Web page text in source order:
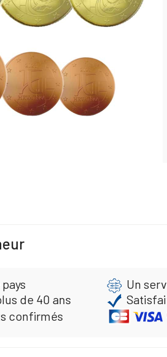
Un
de 40 ans
confirmés